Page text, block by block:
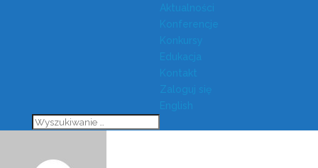
Aktualności
Konferencje
Konkursy
Edukacja
Kontakt
Zaloguj się
English